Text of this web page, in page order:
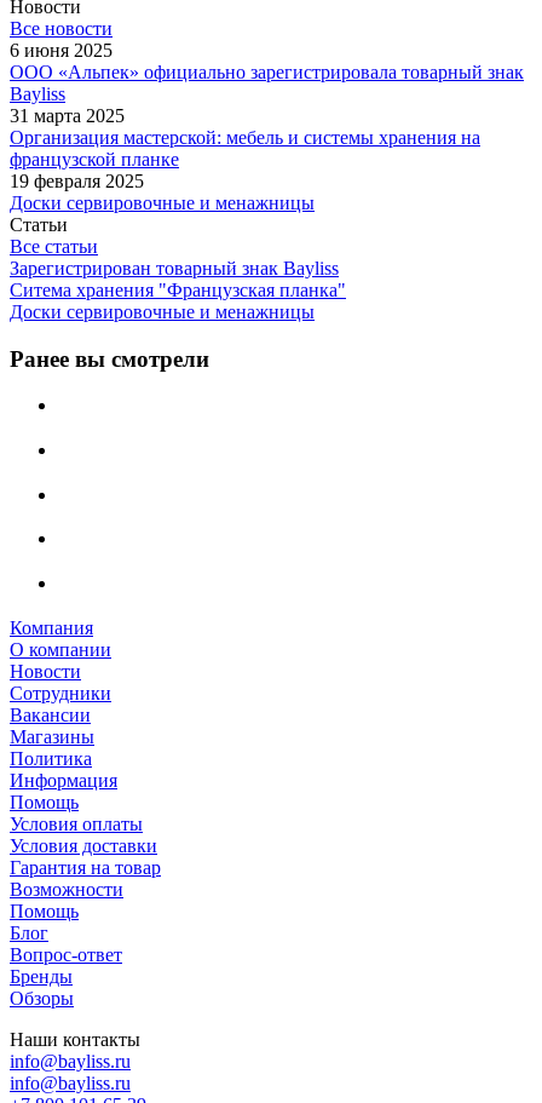
Новости
Все новости
6 июня 2025
ООО «Альпек» официально зарегистрировала товарный знак
Bayliss
31 марта 2025
Организация мастерской: мебель и системы хранения на
французской планке
19 февраля 2025
Доски сервировочные и менажницы
Статьи
Все статьи
Зарегистрирован товарный знак Bayliss
Ситема хранения "Французская планка"
Доски сервировочные и менажницы
Ранее вы смотрели
Компания
О компании
Новости
Сотрудники
Вакансии
Магазины
Политика
Информация
Помощь
Условия оплаты
Условия доставки
Гарантия на товар
Возможности
Помощь
Блог
Вопрос-ответ
Бренды
Обзоры
Наши контакты
info@bayliss.ru
info@bayliss.ru